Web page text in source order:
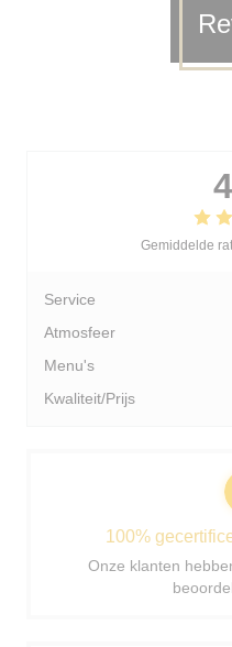
Gemiddelde
Service
Atmosfeer
Menu's
Kwaliteit/Prijs
100%
Onze klanten